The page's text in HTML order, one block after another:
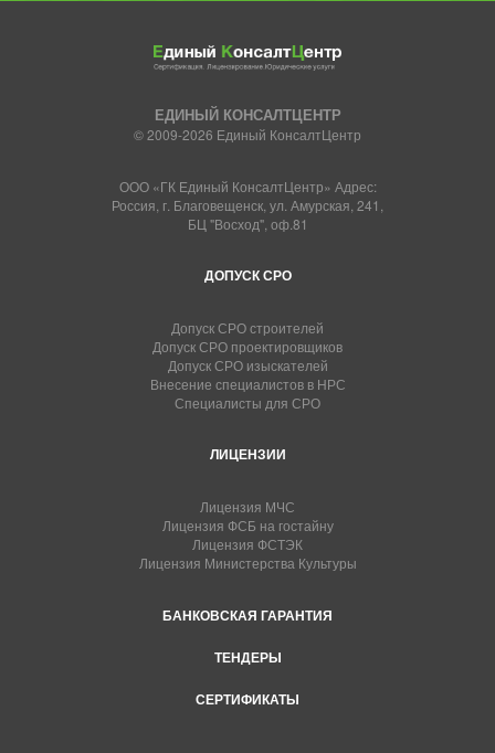
ЕДИНЫЙ КОНСАЛТЦЕНТР
© 2009-2026 Единый КонсалтЦентр
ООО «ГК Единый КонсалтЦентр» Адрес:
Россия, г. Благовещенск, ул. Амурская, 241,
БЦ "Восход", оф.81
ДОПУСК СРО
Допуск СРО строителей
Допуск СРО проектировщиков
Допуск СРО изыскателей
Внесение специалистов в НРС
Специалисты для СРО
ЛИЦЕНЗИИ
Лицензия МЧС
Лицензия ФСБ на гостайну
Лицензия ФСТЭК
Лицензия Министерства Культуры
БАНКОВСКАЯ ГАРАНТИЯ
ТЕНДЕРЫ
СЕРТИФИКАТЫ